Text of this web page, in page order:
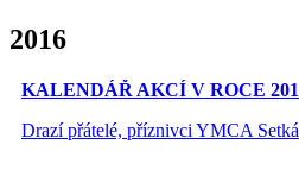
2016
KALENDÁŘ AKCÍ V ROCE
Drazí přátelé, příznivci YMCA